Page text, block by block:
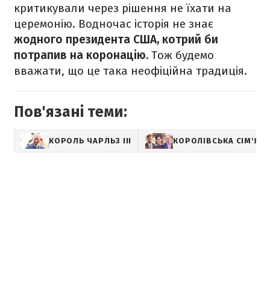
критикували через рішення не їхати на
церемонію. Водночас історія не знає
жодного президента США, котрий би
потрапив на коронацію. Тож будемо
вважати, що це така неофіційна традиція.
Пов'язані теми:
КОРОЛЬ ЧАРЛЬЗ III КОРОЛІВСЬКА СІМ'Я